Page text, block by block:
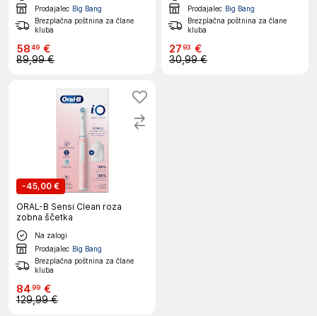
Prodajalec Big Bang
Brezplačna poštnina za člane
kluba
5849 €
89,99 €
Prodajalec Big Bang
Brezplačna poštnina za člane
kluba
2793 €
30,99 €
-45,00 €
ORAL-B Sensi Clean roza
zobna ščetka
Na zalogi
Prodajalec Big Bang
Brezplačna poštnina za člane
kluba
8499 €
129,99 €